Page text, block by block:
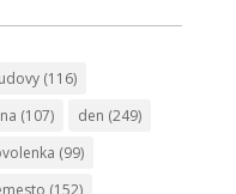
(116)
(107) den (249)
(99)